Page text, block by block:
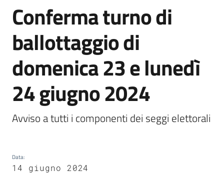
Novità
Menu selezionato
Servizi
Vivere
Vibo
Valentia
l
b
Salta al contenuto
Conferma turno di
ballottaggio di
domenica 23 e lunedì
24 giugno 2024
Avviso a tutti i componenti dei seggi elettorali
Data:
14 giugno 2024